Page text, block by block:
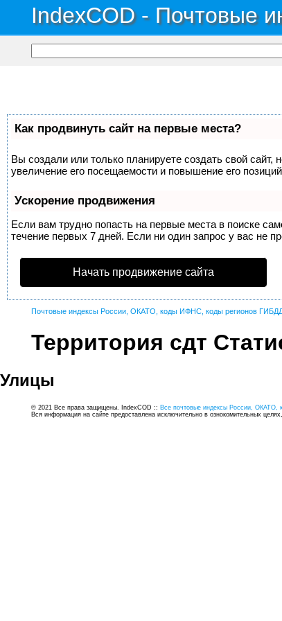
IndexCOD - Почтовые
Как продвинуть сайт на первые места?
Вы создали или только планируете создать свой
увеличение его посещаемости и повышение его
Ускорение продвижения
Если вам трудно попасть на первые места в поиске
течение первых 7 дней. Если ни один запрос у вас не
Начать продвижение сайта
Почтовые индексы России, ОКАТО, коды ИФНС, коды регионов
Территория сдт
Улицы
© 2021 Все права защищены. IndexCOD :: Все почтовые индексы России,
Вся информация на сайте предоставлена исключительно в ознокомительных